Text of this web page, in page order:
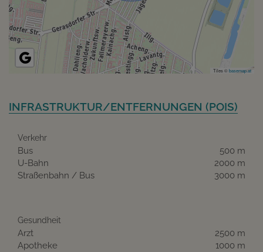
Tiles ©basemap.at
INFRASTRUKTUR/ENTFERNUNGEN (POIS)
Verkehr
Bus
500 m
U-Bahn
2000 m
Straßenbahn / Bus
3000 m
Gesundheit
Arzt
2500 m
Apotheke
1000 m